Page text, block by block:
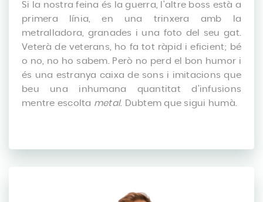
Si la nostra feina és la guerra, l’altre boss està a
primera línia, en una trinxera amb la
metralladora, granades i una foto del seu gat.
Veterà de veterans, ho fa tot ràpid i eficient; bé
o no, no ho sabem. Però no perd el bon humor i
és una estranya caixa de sons i imitacions que
beu una inhumana quantitat d'infusions
mentre escolta metal. Dubtem que sigui humà.